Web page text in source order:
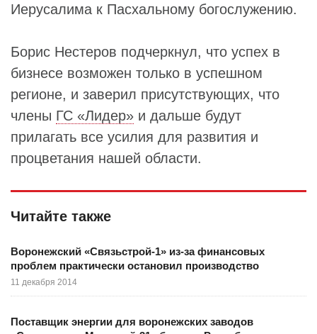
Иерусалима к Пасхальному богослужению.
Борис Нестеров подчеркнул, что успех в
бизнесе возможен только в успешном
регионе, и заверил присутствующих, что
члены ГС «Лидер» и дальше будут
прилагать все усилия для развития и
процветания нашей области.
Читайте также
Воронежский «Связьстрой-1» из-за финансовых
проблем практически остановил производство
11 декабря 2014
Поставщик энергии для воронежских заводов